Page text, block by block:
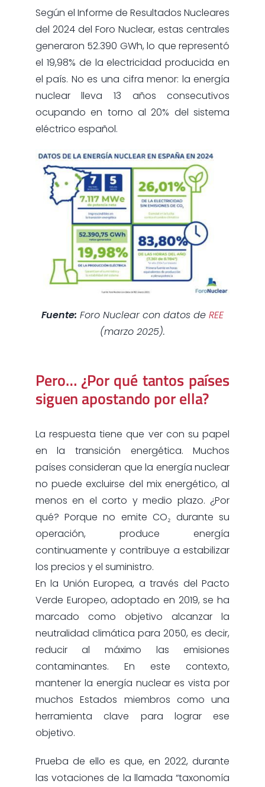
Según el Informe de Resultados Nucleares
del 2024 del Foro Nuclear, estas centrales
generaron 52.390 GWh, lo que representó
el 19,98% de la electricidad producida en
el país. No es una cifra menor: la energía
nuclear lleva 13 años consecutivos
ocupando en torno al 20% del sistema
eléctrico español.
Fuente: Foro Nuclear con datos de REE
(marzo 2025).
Pero… ¿Por qué tantos países
siguen apostando por ella?
La respuesta tiene que ver con su papel
en la transición energética. Muchos
países consideran que la energía nuclear
no puede excluirse del mix energético, al
menos en el corto y medio plazo. ¿Por
qué? Porque no emite CO₂ durante su
operación, produce energía
continuamente y contribuye a estabilizar
los precios y el suministro.
En la Unión Europea, a través del Pacto
Verde Europeo, adoptado en 2019, se ha
marcado como objetivo alcanzar la
neutralidad climática para 2050, es decir,
reducir al máximo las emisiones
contaminantes. En este contexto,
mantener la energía nuclear es vista por
muchos Estados miembros como una
herramienta clave para lograr ese
objetivo.
Prueba de ello es que, en 2022, durante
las votaciones de la llamada “taxonomía